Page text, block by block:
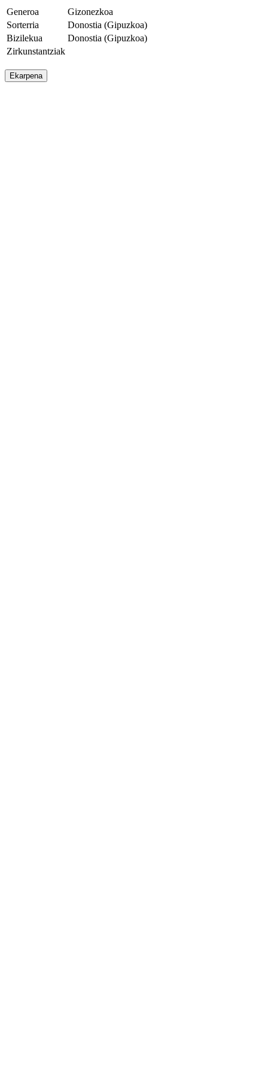
Generoa
Gizonezkoa
Sorterria
Donostia (Gipuzkoa)
Bizilekua
Donostia (Gipuzkoa)
Zirkunstantziak